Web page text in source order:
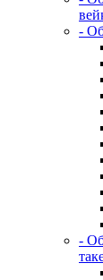
-
-